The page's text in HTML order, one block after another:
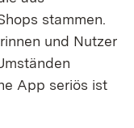
stammen.
und Nutzer
App seriös ist